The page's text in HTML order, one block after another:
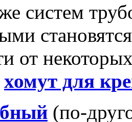
систем
от
хомут для
(по-